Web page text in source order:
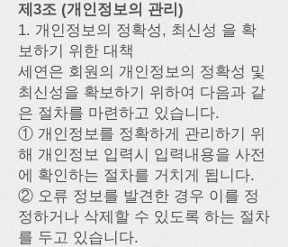
제3조 (개인정보의 관리)
1. 개인정보의 정확성, 최신성 을 확
보하기 위한 대책
세연은 회원의 개인정보의 정확성 및
최신성을 확보하기 위하여 다음과 같
은 절차를 마련하고 있습니다.
① 개인정보를 정확하게 관리하기 위
해 개인정보 입력시 입력내용을 사전
에 확인하는 절차를 거치게 됩니다.
② 오류 정보를 발견한 경우 이를 정
정하거나 삭제할 수 있도록 하는 절차
를 두고 있습니다.